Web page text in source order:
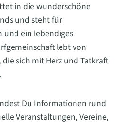
in die wunderschöne
und steht für
und ein lebendiges
lebt von
sich mit Herz und Tatkraft
Du Informationen rund
Veranstaltungen, Vereine,